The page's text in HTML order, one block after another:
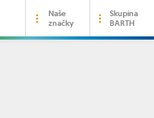
Naše
značky
Skupina
BARTH